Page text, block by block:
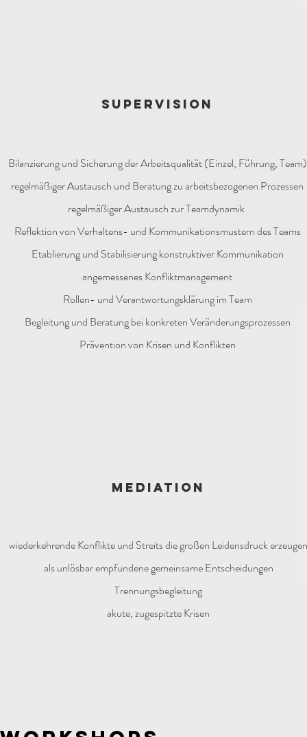
SUPERVISION​
Bilanzierung und Sicherung der Arbeitsqualität (Einzel, Führung, Team)
regelmäßiger Austausch und Beratung zu arbeitsbezogenen Prozessen
regelmäßiger Austausch zur Teamdynamik
Reflektion von Verhaltens- und Kommunikationsmustern des Teams
Etablierung und Stabilisierung konstruktiver Kommunikation
angemessenes Konfliktmanagement
Rollen- und Verantwortungsklärung im Team
Begleitung und Beratung bei konkreten Veränderungsprozessen
Prävention von Krisen und Konflikten
MEDIATION
wiederkehrende Konflikte und Streits die großen Leidensdruck erzeugen
als unlösbar empfundene gemeinsame Entscheidungen
Trennungsbegleitung
akute, zugespitzte Krisen